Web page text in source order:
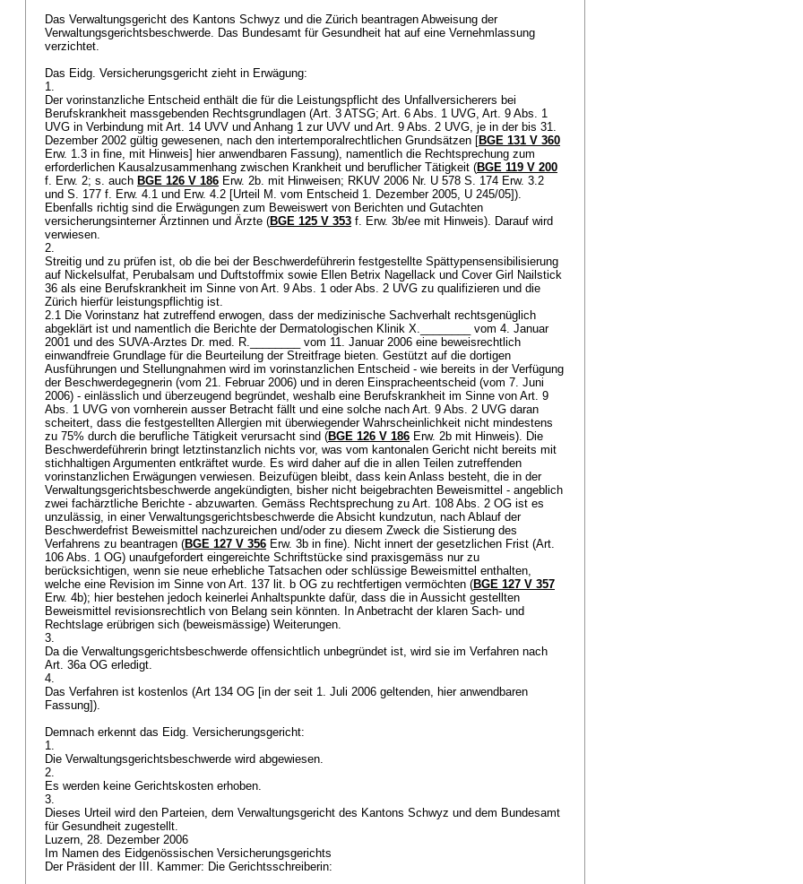
Das Verwaltungsgericht des Kantons Schwyz und die Zürich beantragen Abweisung der
Verwaltungsgerichtsbeschwerde. Das Bundesamt für Gesundheit hat auf eine Vernehmlassung
verzichtet.
Das Eidg. Versicherungsgericht zieht in Erwägung:
1.
Der vorinstanzliche Entscheid enthält die für die Leistungspflicht des Unfallversicherers bei
Berufskrankheit massgebenden Rechtsgrundlagen (Art. 3 ATSG; Art. 6 Abs. 1 UVG, Art. 9 Abs. 1
UVG in Verbindung mit Art. 14 UVV und Anhang 1 zur UVV und Art. 9 Abs. 2 UVG, je in der bis 31.
Dezember 2002 gültig gewesenen, nach den intertemporalrechtlichen Grundsätzen [BGE 131 V 360
Erw. 1.3 in fine, mit Hinweis] hier anwendbaren Fassung), namentlich die Rechtsprechung zum
erforderlichen Kausalzusammenhang zwischen Krankheit und beruflicher Tätigkeit (BGE 119 V 200
f. Erw. 2; s. auch BGE 126 V 186 Erw. 2b. mit Hinweisen; RKUV 2006 Nr. U 578 S. 174 Erw. 3.2
und S. 177 f. Erw. 4.1 und Erw. 4.2 [Urteil M. vom Entscheid 1. Dezember 2005, U 245/05]).
Ebenfalls richtig sind die Erwägungen zum Beweiswert von Berichten und Gutachten
versicherungsinterner Ärztinnen und Ärzte (BGE 125 V 353 f. Erw. 3b/ee mit Hinweis). Darauf wird
verwiesen.
2.
Streitig und zu prüfen ist, ob die bei der Beschwerdeführerin festgestellte Spättypensensibilisierung
auf Nickelsulfat, Perubalsam und Duftstoffmix sowie Ellen Betrix Nagellack und Cover Girl Nailstick
36 als eine Berufskrankheit im Sinne von Art. 9 Abs. 1 oder Abs. 2 UVG zu qualifizieren und die
Zürich hierfür leistungspflichtig ist.
2.1 Die Vorinstanz hat zutreffend erwogen, dass der medizinische Sachverhalt rechtsgenüglich
abgeklärt ist und namentlich die Berichte der Dermatologischen Klinik X.________ vom 4. Januar
2001 und des SUVA-Arztes Dr. med. R.________ vom 11. Januar 2006 eine beweisrechtlich
einwandfreie Grundlage für die Beurteilung der Streitfrage bieten. Gestützt auf die dortigen
Ausführungen und Stellungnahmen wird im vorinstanzlichen Entscheid - wie bereits in der Verfügung
der Beschwerdegegnerin (vom 21. Februar 2006) und in deren Einspracheentscheid (vom 7. Juni
2006) - einlässlich und überzeugend begründet, weshalb eine Berufskrankheit im Sinne von Art. 9
Abs. 1 UVG von vornherein ausser Betracht fällt und eine solche nach Art. 9 Abs. 2 UVG daran
scheitert, dass die festgestellten Allergien mit überwiegender Wahrscheinlichkeit nicht mindestens
zu 75% durch die berufliche Tätigkeit verursacht sind (BGE 126 V 186 Erw. 2b mit Hinweis). Die
Beschwerdeführerin bringt letztinstanzlich nichts vor, was vom kantonalen Gericht nicht bereits mit
stichhaltigen Argumenten entkräftet wurde. Es wird daher auf die in allen Teilen zutreffenden
vorinstanzlichen Erwägungen verwiesen. Beizufügen bleibt, dass kein Anlass besteht, die in der
Verwaltungsgerichtsbeschwerde angekündigten, bisher nicht beigebrachten Beweismittel - angeblich
zwei fachärztliche Berichte - abzuwarten. Gemäss Rechtsprechung zu Art. 108 Abs. 2 OG ist es
unzulässig, in einer Verwaltungsgerichtsbeschwerde die Absicht kundzutun, nach Ablauf der
Beschwerdefrist Beweismittel nachzureichen und/oder zu diesem Zweck die Sistierung des
Verfahrens zu beantragen (BGE 127 V 356 Erw. 3b in fine). Nicht innert der gesetzlichen Frist (Art.
106 Abs. 1 OG) unaufgefordert eingereichte Schriftstücke sind praxisgemäss nur zu
berücksichtigen, wenn sie neue erhebliche Tatsachen oder schlüssige Beweismittel enthalten,
welche eine Revision im Sinne von Art. 137 lit. b OG zu rechtfertigen vermöchten (BGE 127 V 357
Erw. 4b); hier bestehen jedoch keinerlei Anhaltspunkte dafür, dass die in Aussicht gestellten
Beweismittel revisionsrechtlich von Belang sein könnten. In Anbetracht der klaren Sach- und
Rechtslage erübrigen sich (beweismässige) Weiterungen.
3.
Da die Verwaltungsgerichtsbeschwerde offensichtlich unbegründet ist, wird sie im Verfahren nach
Art. 36a OG erledigt.
4.
Das Verfahren ist kostenlos (Art 134 OG [in der seit 1. Juli 2006 geltenden, hier anwendbaren
Fassung]).
Demnach erkennt das Eidg. Versicherungsgericht:
1.
Die Verwaltungsgerichtsbeschwerde wird abgewiesen.
2.
Es werden keine Gerichtskosten erhoben.
3.
Dieses Urteil wird den Parteien, dem Verwaltungsgericht des Kantons Schwyz und dem Bundesamt
für Gesundheit zugestellt.
Luzern, 28. Dezember 2006
Im Namen des Eidgenössischen Versicherungsgerichts
Der Präsident der III. Kammer: Die Gerichtsschreiberin: